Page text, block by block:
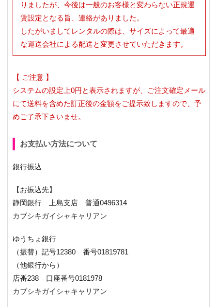
りましたが、今後は一般のお客様と変わらない正規運
賃設定となる旨、連絡がありました。
したがいましてレンタルの際は、サイズによって最適
な運送会社による配送と変更させていただきます。
【 ご注意 】
システムの設定上0円と表示されますが、ご注文確定メール
にて送料を含めた訂正後の金額をご提示致しますので、予
めご了承下さいませ。
お支払い方法について
銀行振込
【お振込先】
静岡銀行 上島支店 普通0496314
カブシキガイシャキャリアン
ゆうちょ銀行
（振替）記号12380 番号01819781
（他銀行から）
店番238 口座番号0181978
カブシキガイシャキャリアン